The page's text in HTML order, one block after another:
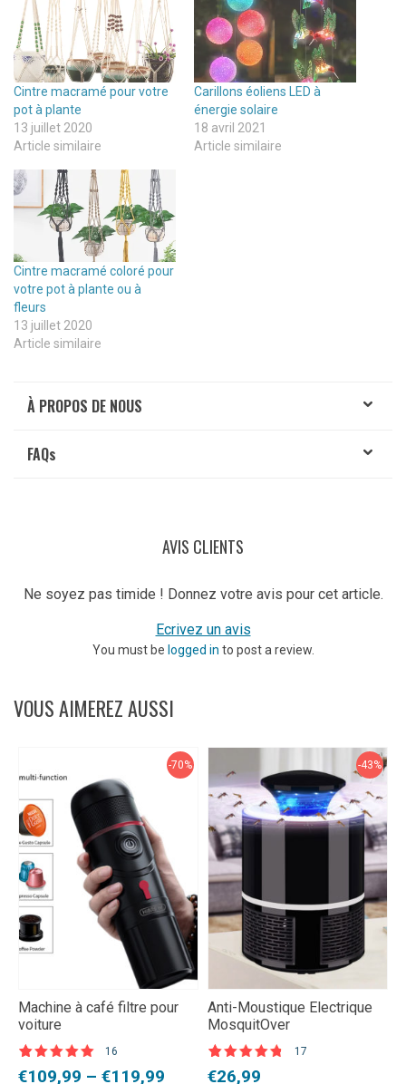
Cintre macramé pour votre
pot à plante
13 juillet 2020
Article similaire
Carillons éoliens LED à
énergie solaire
18 avril 2021
Article similaire
Cintre macramé coloré pour
votre pot à plante ou à
fleurs
13 juillet 2020
Article similaire
À PROPOS DE NOUS
FAQs
AVIS CLIENTS
Ne soyez pas timide ! Donnez votre avis pour cet article.
Ecrivez un avis
You must be logged in to post a review.
VOUS AIMEREZ AUSSI
-70%
Machine à café filtre pour
voiture
sur 5 basé
16
€109,99 – €119,99
Plage
-43%
Anti-Moustique Electrique
MosquitOver
sur 5
17
Le
€26,99
Le